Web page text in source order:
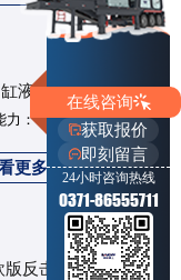
液压圆锥破
力：45-600t/h
更多
版反击破
在线咨询
获取报价
即刻留言
24小时咨询热线
0371-86555711